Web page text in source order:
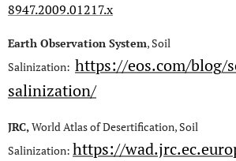
8947.2009.01217.x
Earth Observation System, Soil
Salinization: https://eos.com/blog/
salinization/
JRC,World Atlas of Desertification, Soil
Salinization: https://